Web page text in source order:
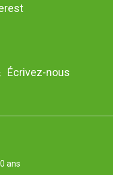
Écrivez-nous
ans